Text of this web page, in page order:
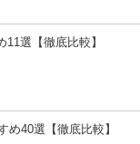
選【徹底比較】
め40選【徹底比較】